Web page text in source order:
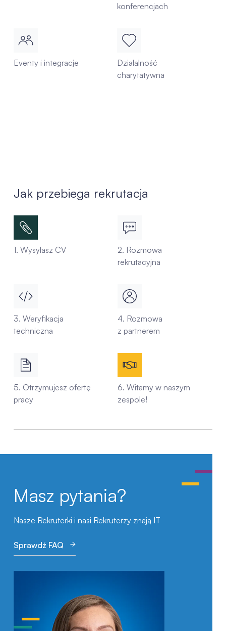
konferencjach
Eventy i integracje
Działalność
charytatywna
Jak przebiega rekrutacja
1. Wysyłasz CV
2. Rozmowa
rekrutacyjna
3. Weryfikacja
techniczna
4. Rozmowa
z partnerem
5. Otrzymujesz ofertę
pracy
6. Witamy w naszym
zespole!
Masz pytania?
Nasze Rekruterki i nasi Rekruterzy znają IT
Sprawdź FAQ